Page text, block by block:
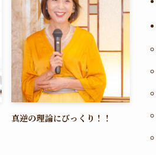
真逆の理論にびっくり！！